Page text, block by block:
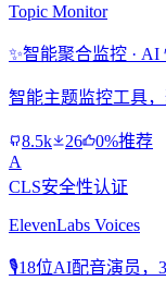
Topic Monitor
✨智能聚合监控 · AI
智能主题监控工具，
8.5k 26
0%推荐
A
CLS安全性认证
ElevenLabs Voices
🎙️18位AI配音演员，